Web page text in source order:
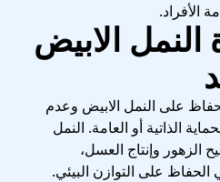
الأفراد.
النمل الابيض
على النمل الابيض وعدم
الذاتية أو العامة. النمل
الزهور وإنتاج العسل،
على التوازن البيئي.